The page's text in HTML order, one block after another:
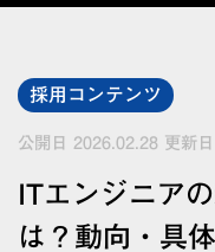
採用コンテンツ
公開日 2026.02.28 更新
ITエンジニア
は？動向・具